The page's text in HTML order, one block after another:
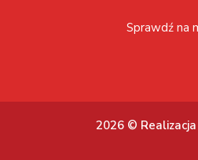
Sprawdź na
2026 © Realizacja